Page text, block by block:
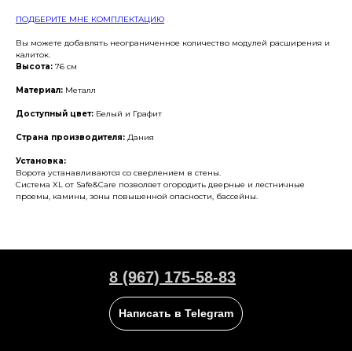
ПОДБЕРИТЕ МНЕ КОМПЛЕКТАЦИЮ
Вы можете добавлять неограниченное количество модулей расширения и
калиток.
Высота: 76 см
Материал: Металл
Доступный цвет: Белый и Графит
Страна производителя: Дания
Установка:
Ворота устанавливаются со сверлением в стены.
Система XL от Safe&Care позволяет огородить дверные и лестничные
проемы, камины, зоны повышенной опасности, бассейны.
8 (967) 175-58-83
Написать в Telegram